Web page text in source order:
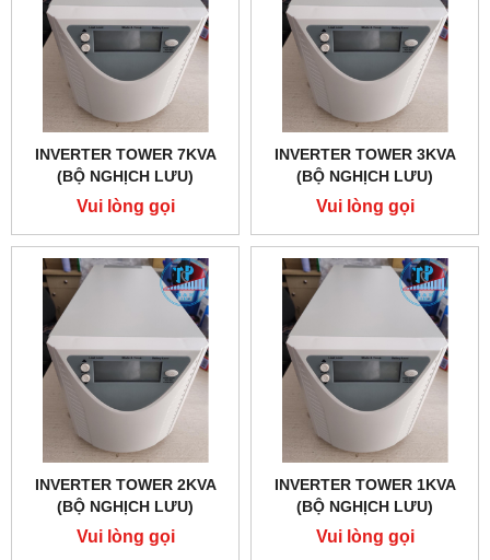
INVERTER TOWER 7KVA
(BỘ NGHỊCH LƯU)
Vui lòng gọi
INVERTER TOWER 3KVA
(BỘ NGHỊCH LƯU)
Vui lòng gọi
INVERTER TOWER 2KVA
(BỘ NGHỊCH LƯU)
Vui lòng gọi
INVERTER TOWER 1KVA
(BỘ NGHỊCH LƯU)
Vui lòng gọi